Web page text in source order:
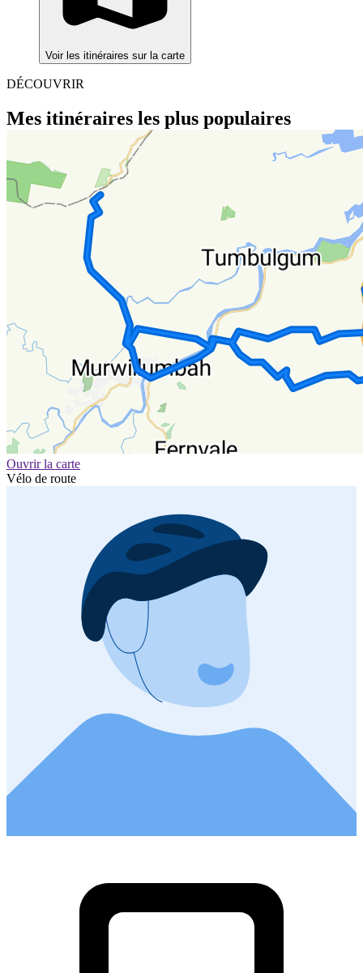
Voir les itinéraires sur la carte
DÉCOUVRIR
Mes itinéraires les plus populaires
Ouvrir la carte
Vélo de route